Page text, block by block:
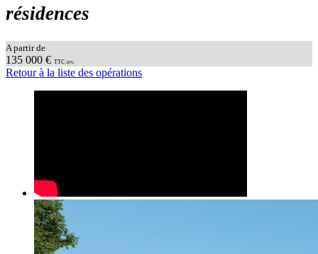
résidences
A partir de
135 000 € TTC 20%
Retour à la liste des opérations